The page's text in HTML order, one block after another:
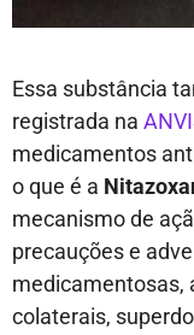
Essa substância
registrada na
medicamentos
o que é a
mecanismo de
precauções e
medicamentosas,
colaterais,